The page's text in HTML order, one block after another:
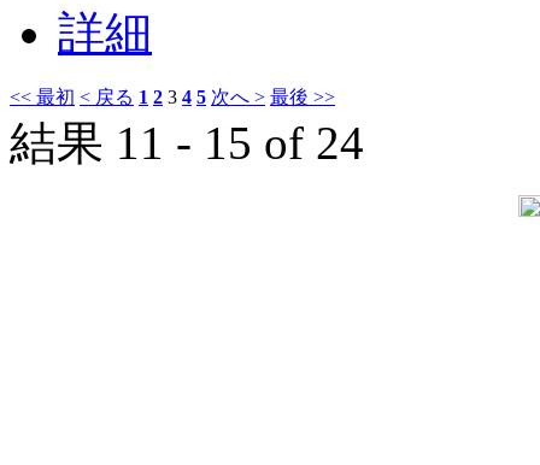
詳細
<< 最初 < 戻る 1 2 3 4 5 次へ > 最後 >>
結果 11 - 15 of 24